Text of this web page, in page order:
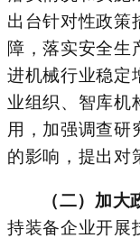
出台针对性政策
障，落实安全生
进机械行业稳定
业组织、智库机
用，加强调查研
的影响，提出对
（二）加
持装备企业开展